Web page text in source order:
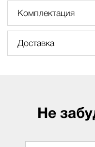
Комплектация
Доставка
Не